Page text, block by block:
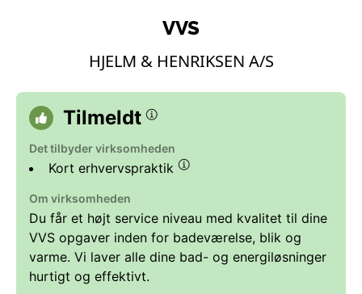
VVS
HJELM & HENRIKSEN A/S
Tilmeldt
Det tilbyder virksomheden
Kort erhvervspraktik
Om virksomheden
Du får et højt service niveau med kvalitet til dine
VVS opgaver inden for badeværelse, blik og
varme. Vi laver alle dine bad- og energiløsninger
hurtigt og effektivt.